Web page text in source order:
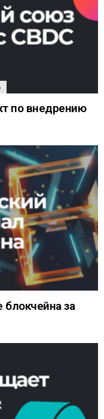
по внедрению
за